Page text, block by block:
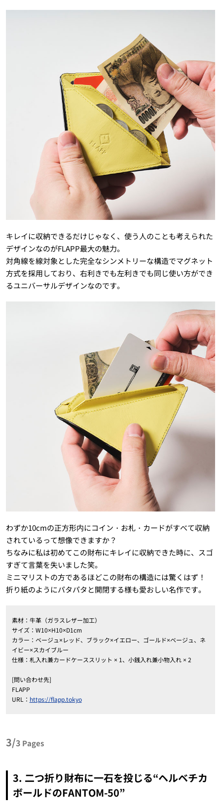
キレイに収納できるだけじゃなく、使う人のことも考えられた
デザインなのがFLAPP最大の魅力。
対角線を線対象とした完全なシンメトリーな構造でマグネット
方式を採用しており、右利きでも左利きでも同じ使い方ができ
るユニバーサルデザインなのです。
わずか10cmの正方形内にコイン・お札・カードがすべて収納
されているって想像できますか？
ちなみに私は初めてこの財布にキレイに収納できた時に、スゴ
すぎて言葉を失いました笑。
ミニマリストの方であるほどこの財布の構造には驚くはず！
折り紙のようにパタパタと開閉する様も愛おしい名作です。
素材：牛革（ガラスレザー加工）
サイズ：W10×H10×D1cm
カラー：ベージュ×レッド、ブラック×イエロー、ゴールド×ベージュ、ネ
イビー×スカイブルー
仕様：札入れ兼カードケーススリット × 1、小銭入れ兼小物入れ × 2
[問い合わせ先]
FLAPP
URL： https://flapp.tokyo
3/3 Pages
3. 二つ折り財布に一石を投じる“ヘルベチカ
ボールドのFANTOM-50”